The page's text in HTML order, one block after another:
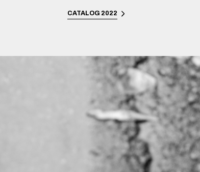
CATALOG 2022